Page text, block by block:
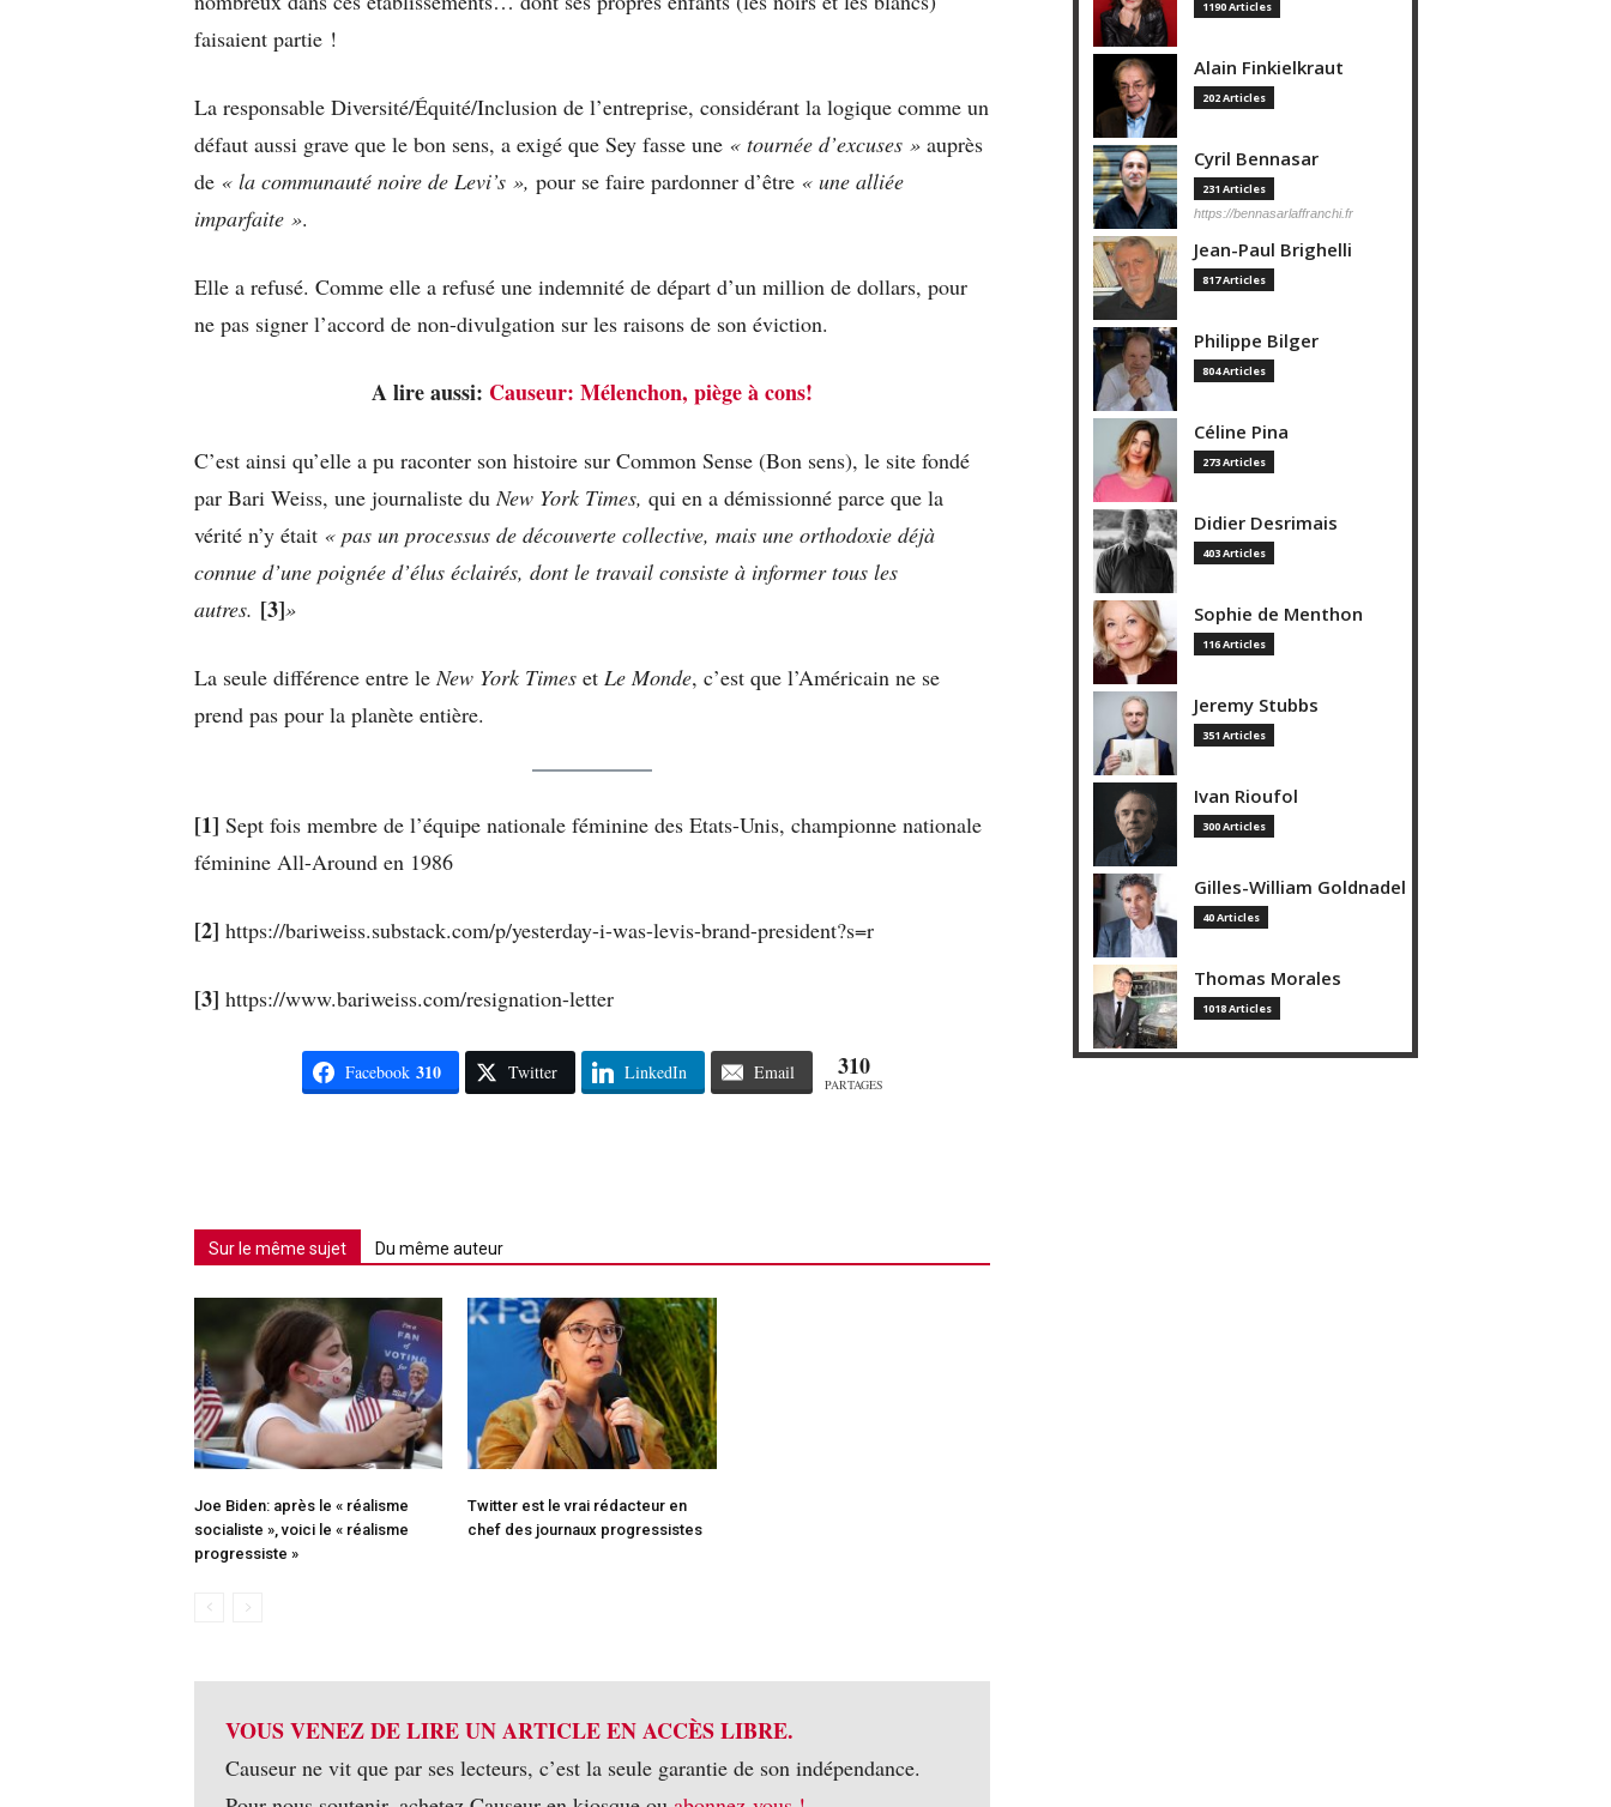
faisaient partie !
La responsable Diversité/Équité/Inclusion de l’entreprise, considérant la logique comme un
défaut aussi grave que le bon sens, a exigé que Sey fasse une « tournée d’excuses » auprès
de « la communauté noire de Levi’s », pour se faire pardonner d’être « une alliée
imparfaite ».
Elle a refusé. Comme elle a refusé une indemnité de départ d’un million de dollars, pour
ne pas signer l’accord de non-divulgation sur les raisons de son éviction.
A lire aussi: Causeur: Mélenchon, piège à cons!
C’est ainsi qu’elle a pu raconter son histoire sur Common Sense (Bon sens), le site fondé
par Bari Weiss, une journaliste duNew York Times, qui en a démissionné parce que la
vérité n’y était « pas un processus de découverte collective, mais une orthodoxie déjà
connue d’une poignée d’élus éclairés, dont le travail consiste à informer tous les
autres. [3]»
La seule différence entre leNew York Times et Le Monde, c’est que l’Américain ne se
prend pas pour la planète entière.
[1] Sept fois membre de l’équipe nationale féminine des Etats-Unis, championne nationale
féminine All-Around en 1986
[2] https://bariweiss.substack.com/p/yesterday-i-was-levis-brand-president?s=r
[3] https://www.bariweiss.com/resignation-letter
Facebook 310 Twitter LinkedIn Email 310
PARTAGES
Sur le même sujet Du même auteur
Joe Biden: après le « réalisme
socialiste », voici le « réalisme
progressiste »
Twitter est le vrai rédacteur en
chef des journaux progressistes
VOUS VENEZ DE LIRE UN ARTICLE EN ACCÈS LIBRE.
Causeur ne vit que par ses lecteurs, c’est la seule garantie de son indépendance.
1190 Articles
Alain Finkielkraut
202 Articles
Cyril Bennasar
231 Articles
https://bennasarlaffranchi.fr
Jean-Paul Brighelli
817 Articles
Philippe Bilger
804 Articles
Céline Pina
273 Articles
Didier Desrimais
403 Articles
Sophie de Menthon
116 Articles
Jeremy Stubbs
351 Articles
Ivan Rioufol
300 Articles
Gilles-William Goldnadel
40 Articles
Thomas Morales
1018 Articles